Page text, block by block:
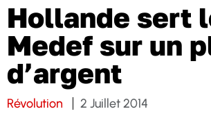
Hollande sert
Medef sur un
d’argent
Révolution 2 Juillet 2014